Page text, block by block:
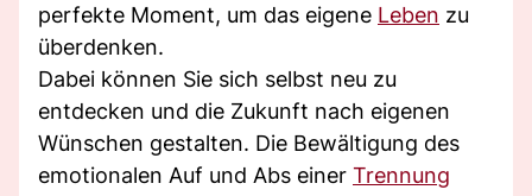
perfekte Moment, um das eigene Leben zu
überdenken.
Dabei können Sie sich selbst neu zu
entdecken und die Zukunft nach eigenen
Wünschen gestalten. Die Bewältigung des
emotionalen Auf und Abs einer Trennung